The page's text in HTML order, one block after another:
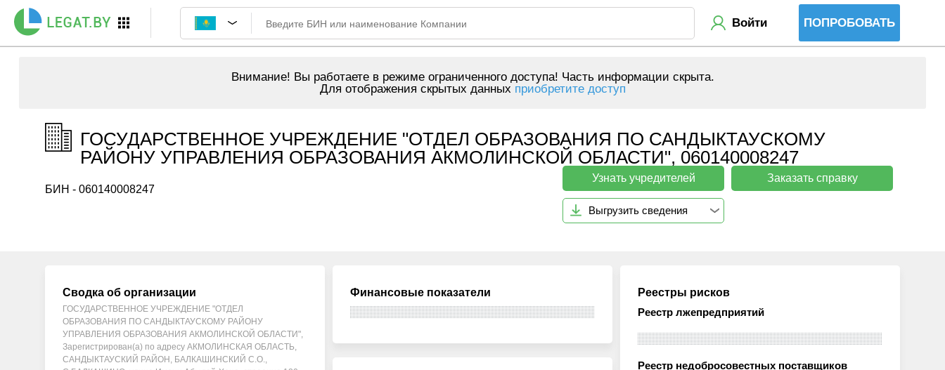
Войти ПОПРОБОВАТЬ
Внимание! Вы работаете в режиме ограниченного доступа! Часть информации скрыта.
Для отображения скрытых данных приобретите доступ
ГОСУДАРСТВЕННОЕ УЧРЕЖДЕНИЕ "ОТДЕЛ ОБРАЗОВАНИЯ ПО САНДЫКТАУСКОМУ
РАЙОНУ УПРАВЛЕНИЯ ОБРАЗОВАНИЯ АКМОЛИНСКОЙ ОБЛАСТИ", 060140008247
БИН - 060140008247
Узнать учредителей Заказать справку
Выгрузить сведения
Сводка об организации
ГОСУДАРСТВЕННОЕ УЧРЕЖДЕНИЕ "ОТДЕЛ
ОБРАЗОВАНИЯ ПО САНДЫКТАУСКОМУ РАЙОНУ
УПРАВЛЕНИЯ ОБРАЗОВАНИЯ АКМОЛИНСКОЙ ОБЛАСТИ",
Зарегистрирован(а) по адресу АКМОЛИНСКАЯ ОБЛАСТЬ,
САНДЫКТАУСКИЙ РАЙОН, БАЛКАШИНСКИЙ С.О.,
Финансовые показатели Реестры рисков
Реестр лжепредприятий
Реестр недобросовестных поставщиков